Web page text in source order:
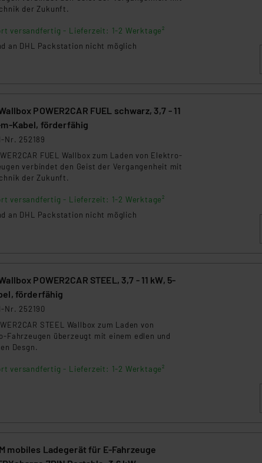
der Zukunft.
versandfertig - Lieferzeit: 1-2 Werktage²
an DHL Packstation nicht möglich
POWER2CAR FUEL schwarz, 3,7 - 11
5-m-Kabel, förderfähig
Nr. 252189
FUEL Wallbox zum Laden von Elektro-
verbindet den Geist der Vergangenheit mit
der Zukunft.
versandfertig - Lieferzeit: 1-2 Werktage²
an DHL Packstation nicht möglich
POWER2CAR STEEL, 3,7 - 11 kW, 5-
förderfähig
Nr. 252190
STEEL Wallbox zum Laden von
Fahrzeugen überzeugt mit einem edlen und
Desgn.
versandfertig - Lieferzeit: 1-2 Werktage²
mobiles Ladegerät für E-Fahrzeuge